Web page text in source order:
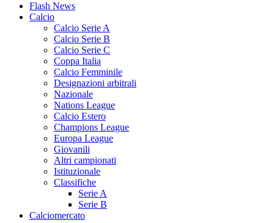
Flash News
Calcio
Calcio Serie A
Calcio Serie B
Calcio Serie C
Coppa Italia
Calcio Femminile
Designazioni arbitrali
Nazionale
Nations League
Calcio Estero
Champions League
Europa League
Giovanili
Altri campionati
Istituzionale
Classifiche
Serie A
Serie B
Calciomercato